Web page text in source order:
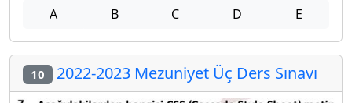
A B C D E
10 2022-2023 Mezuniyet Üç Ders Sınavı